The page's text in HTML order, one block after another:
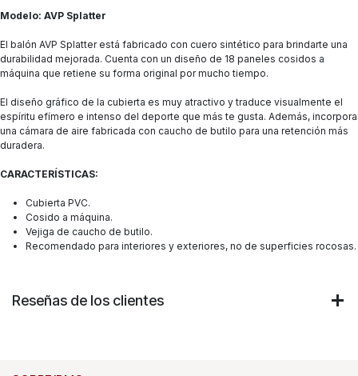
Modelo: AVP Splatter
El balón AVP Splatter está fabricado con cuero sintético para brindarte una
durabilidad mejorada. Cuenta con un diseño de 18 paneles cosidos a
máquina que retiene su forma original por mucho tiempo.
El diseño gráfico de la cubierta es muy atractivo y traduce visualmente el
espíritu efímero e intenso del deporte que más te gusta. Además, incorpora
una cámara de aire fabricada con caucho de butilo para una retención más
duradera.
CARACTERÍSTICAS:
Cubierta PVC.
Cosido a máquina.
Vejiga de caucho de butilo.
Recomendado para interiores y exteriores, no de superficies rocosas.
Reseñas de los clientes